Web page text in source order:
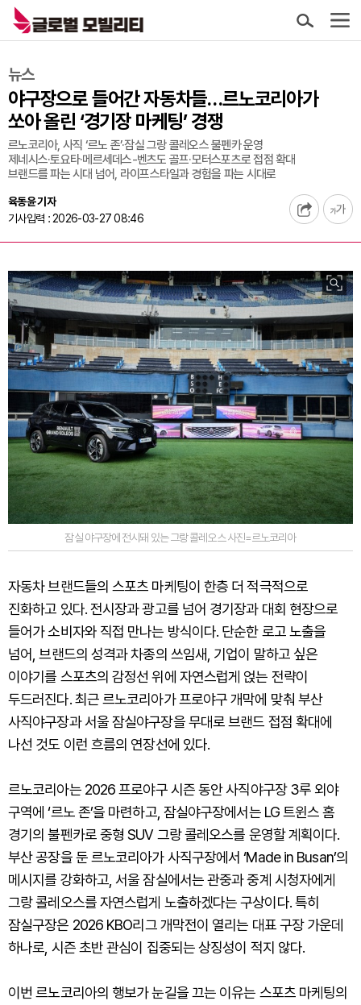
뉴스
야구장으로 들어간 자동차들…르노코리아가
쏘아 올린 ‘경기장 마케팅’ 경쟁
르노코리아, 사직 ‘르노 존’·잠실 그랑 콜레오스 불펜카 운영
제네시스·토요타·메르세데스-벤츠도 골프·모터스포츠로 접점 확대
브랜드를 파는 시대 넘어, 라이프스타일과 경험을 파는 시대로
육동윤 기자
기사입력 : 2026-03-27 08:46
잠실 야구장에 전시돼 있는 그랑 콜레오스 사진=르노코리아
자동차 브랜드들의 스포츠 마케팅이 한층 더 적극적으로
진화하고 있다. 전시장과 광고를 넘어 경기장과 대회 현장으로
들어가 소비자와 직접 만나는 방식이다. 단순한 로고 노출을
넘어, 브랜드의 성격과 차종의 쓰임새, 기업이 말하고 싶은
이야기를 스포츠의 감정선 위에 자연스럽게 얹는 전략이
두드러진다. 최근 르노코리아가 프로야구 개막에 맞춰 부산
사직야구장과 서울 잠실야구장을 무대로 브랜드 접점 확대에
나선 것도 이런 흐름의 연장선에 있다.
르노코리아는 2026 프로야구 시즌 동안 사직야구장 3루 외야
구역에 ‘르노 존’을 마련하고, 잠실야구장에서는 LG 트윈스 홈
경기의 불펜카로 중형 SUV 그랑 콜레오스를 운영할 계획이다.
부산 공장을 둔 르노코리아가 사직구장에서 ‘Made in Busan’의
메시지를 강화하고, 서울 잠실에서는 관중과 중계 시청자에게
그랑 콜레오스를 자연스럽게 노출하겠다는 구상이다. 특히
잠실구장은 2026 KBO리그 개막전이 열리는 대표 구장 가운데
하나로, 시즌 초반 관심이 집중되는 상징성이 적지 않다.
이번 르노코리아의 행보가 눈길을 끄는 이유는 스포츠 마케팅의